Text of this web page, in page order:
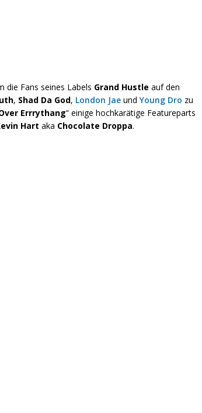
die Fans seines Labels Grand Hustle auf den
, Shad Da God, London Jae undYoung Dro zu
Errrythang“ einige hochkarätige Featureparts
Hart aka Chocolate Droppa.